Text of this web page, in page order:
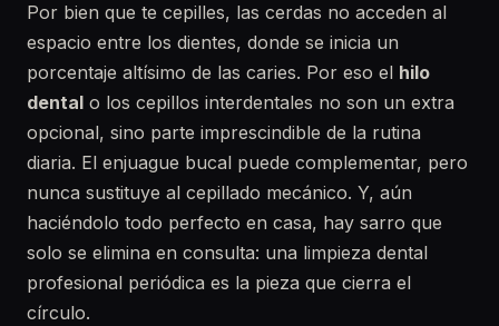
Por bien que te cepilles, las cerdas no acceden al
espacio entre los dientes, donde se inicia un
porcentaje altísimo de las caries. Por eso el hilo
dental o los cepillos interdentales no son un extra
opcional, sino parte imprescindible de la rutina
diaria. El enjuague bucal puede complementar, pero
nunca sustituye al cepillado mecánico. Y, aún
haciéndolo todo perfecto en casa, hay sarro que
solo se elimina en consulta: una limpieza dental
profesional periódica es la pieza que cierra el
círculo.